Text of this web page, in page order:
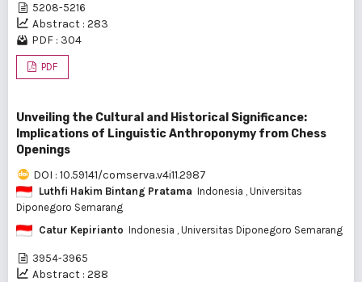
5208-5216
Abstract : 283
PDF : 304
PDF
Unveiling the Cultural and Historical Significance:
Implications of Linguistic Anthroponymy from Chess
Openings
DOI : 10.59141/comserva.v4i11.2987
Luthfi Hakim Bintang Pratama Indonesia , Universitas
Diponegoro Semarang
Catur Kepirianto Indonesia , Universitas Diponegoro Semarang
3954-3965
Abstract : 288